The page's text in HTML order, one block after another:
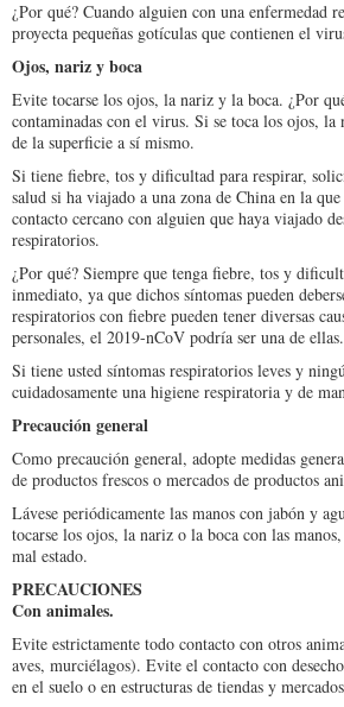
¿Por qué? Cuando alguien con una
proyecta pequeñas gotículas que contienen el
Ojos, nariz y boca
Evite tocarse los ojos, la nariz y la boca. ¿Por
contaminadas con el virus. Si se toca los ojos,
de la superficie a sí mismo.
Si tiene fiebre, tos y dificultad para respirar,
salud si ha viajado a una zona de China en la
contacto cercano con alguien que haya viajado
respiratorios.
¿Por qué? Siempre que tenga fiebre, tos y
inmediato, ya que dichos síntomas pueden
respiratorios con fiebre pueden tener diversas
personales, el 2019-nCoV podría ser una de ellas.
Si tiene usted síntomas respiratorios leves y
cuidadosamente una higiene respiratoria y de
Precaución general
Como precaución general, adopte medidas
de productos frescos o mercados de productos
Lávese periódicamente las manos con jabón y
tocarse los ojos, la nariz o la boca con las
mal estado.
PRECAUCIONES
Con animales.
Evite estrictamente todo contacto con otros
aves, murciélagos). Evite el contacto con
en el suelo o en estructuras de tiendas y